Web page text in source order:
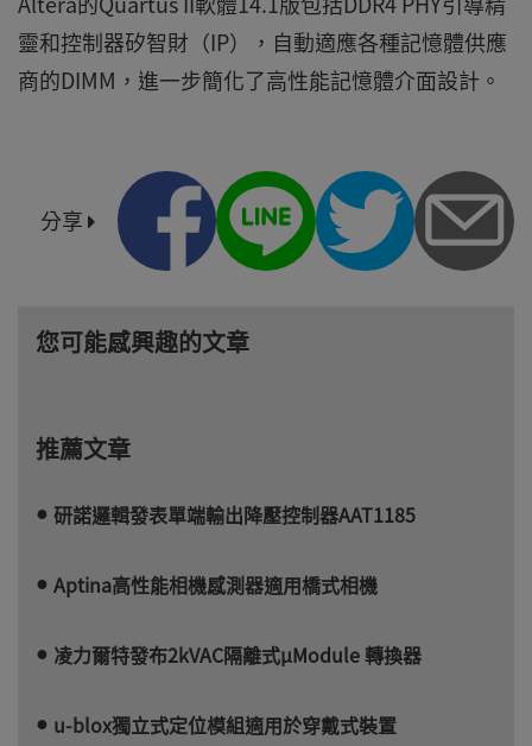
靈和控制器矽智財（IP），自動適應各種記憶體供應
商的DIMM，進一步簡化了高性能記憶體介面設計。
分享
您可能感興趣的文章
推薦文章
研諾邏輯發表單端輸出降壓控制器AAT1185
Aptina高性能相機感測器適用橋式相機
凌力爾特發布2kVAC隔離式µModule 轉換器
u-blox獨立式定位模組適用於穿戴式裝置